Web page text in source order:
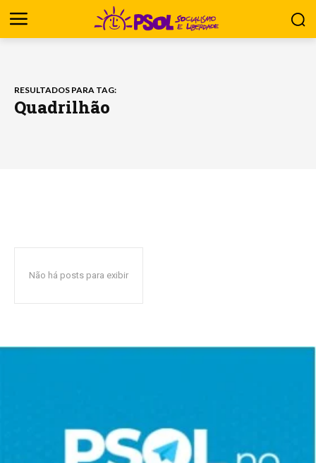
RESULTADOS PARA TAG:
Quadrilhão
Não há posts para exibir